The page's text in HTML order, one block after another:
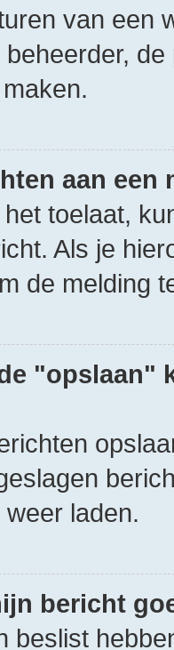
van een
aan een
toelaat,
Als je
de melding
"opslaan"
laden.
bericht
beslist